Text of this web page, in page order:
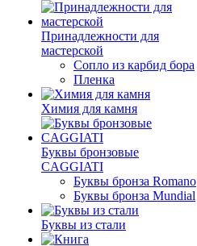
Принадлежности для
мастерской
Сопло из карбид бора
Пленка
Химия для камня
Буквы бронзовые
CAGGIATI
Буквы бронза Romano
Буквы бронза Mundial
Буквы из стали